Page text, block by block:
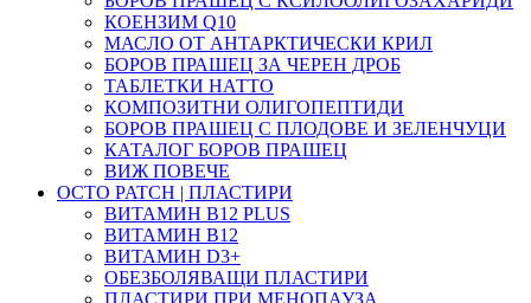
КОЕНЗИМ Q10
МАСЛО ОТ АНТАРКТИЧЕСКИ КРИЛ
БОРОВ ПРАШЕЦ ЗА ЧЕРЕН ДРОБ
ТАБЛЕТКИ НАТТО
КОМПОЗИТНИ ОЛИГОПЕПТИДИ
БОРОВ ПРАШЕЦ С ПЛОДОВЕ И ЗЕЛЕНЧУЦИ
КАТАЛОГ БОРОВ ПРАШЕЦ
ВИЖ ПОВЕЧЕ
OCTO PATCH | ПЛАСТИРИ
ВИТАМИН B12 PLUS
ВИТАМИН B12
ВИТАМИН D3+
ОБЕЗБОЛЯВАЩИ ПЛАСТИРИ